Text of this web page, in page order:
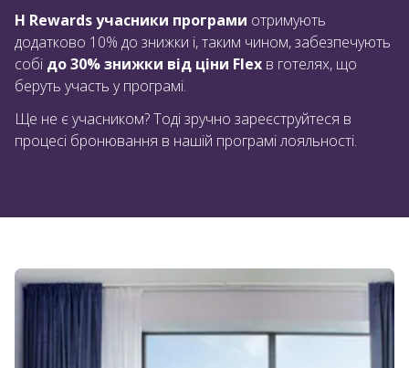
H Rewards учасники програми отримують
додатково 10% до знижки і, таким чином, забезпечують
собі до 30% знижки від ціни Flex в готелях, що
беруть участь у програмі.
Ще не є учасником? Тоді зручно зареєструйтеся в
процесі бронювання в нашій програмі лояльності.